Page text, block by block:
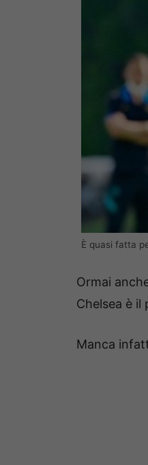
È quasi fatta
Ormai
Chelsea è
Manca